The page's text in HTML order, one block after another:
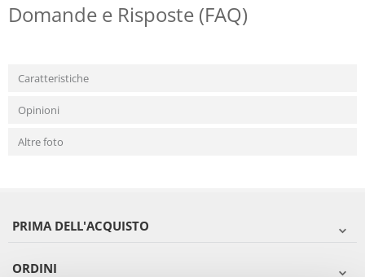
Domande e Risposte (FAQ)
Caratteristiche
Opinioni
Altre foto
PRIMA DELL'ACQUISTO
ORDINI